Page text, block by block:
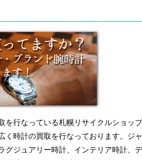
を行なっている札幌リサイクルショッ
く時計の買取を行なっております。ジ
グジュアリー時計、インテリア時計、